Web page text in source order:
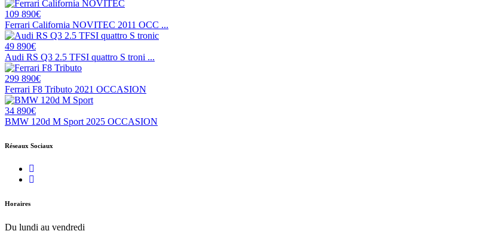
109 890€
Ferrari California NOVITEC 2011 OCC ...
49 890€
Audi RS Q3 2.5 TFSI quattro S troni ...
299 890€
Ferrari F8 Tributo 2021 OCCASION
34 890€
BMW 120d M Sport 2025 OCCASION
Réseaux Sociaux
Horaires
Du lundi au vendredi